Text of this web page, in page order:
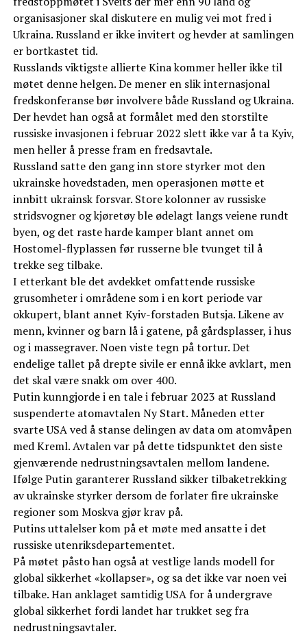
organisasjoner skal diskutere en mulig vei mot fred i
Ukraina. Russland er ikke invitert og hevder at samlingen
er bortkastet tid.
Russlands viktigste allierte Kina kommer heller ikke til
møtet denne helgen. De mener en slik internasjonal
fredskonferanse bør involvere både Russland og Ukraina.
Der hevdet han også at formålet med den storstilte
russiske invasjonen i februar 2022 slett ikke var å ta Kyiv,
men heller å presse fram en fredsavtale.
Russland satte den gang inn store styrker mot den
ukrainske hovedstaden, men operasjonen møtte et
innbitt ukrainsk forsvar. Store kolonner av russiske
stridsvogner og kjøretøy ble ødelagt langs veiene rundt
byen, og det raste harde kamper blant annet om
Hostomel-flyplassen før russerne ble tvunget til å
trekke seg tilbake.
I etterkant ble det avdekket omfattende russiske
grusomheter i områdene som i en kort periode var
okkupert, blant annet Kyiv-forstaden Butsja. Likene av
menn, kvinner og barn lå i gatene, på gårdsplasser, i hus
og i massegraver. Noen viste tegn på tortur. Det
endelige tallet på drepte sivile er ennå ikke avklart, men
det skal være snakk om over 400.
Putin kunngjorde i en tale i februar 2023 at Russland
suspenderte atomavtalen Ny Start. Måneden etter
svarte USA ved å stanse delingen av data om atomvåpen
med Kreml. Avtalen var på dette tidspunktet den siste
gjenværende nedrustningsavtalen mellom landene.
Ifølge Putin garanterer Russland sikker tilbaketrekking
av ukrainske styrker dersom de forlater fire ukrainske
regioner som Moskva gjør krav på.
Putins uttalelser kom på et møte med ansatte i det
russiske utenriksdepartementet.
På møtet påsto han også at vestlige lands modell for
global sikkerhet «kollapser», og sa det ikke var noen vei
tilbake. Han anklaget samtidig USA for å undergrave
global sikkerhet fordi landet har trukket seg fra
nedrustningsavtaler.